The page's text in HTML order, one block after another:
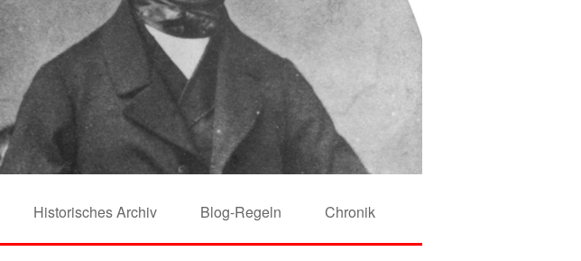
Historisches Archiv Blog-Regeln Chronik